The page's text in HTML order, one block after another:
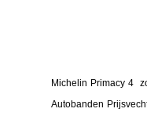
Michelin Primacy 4
Autobanden